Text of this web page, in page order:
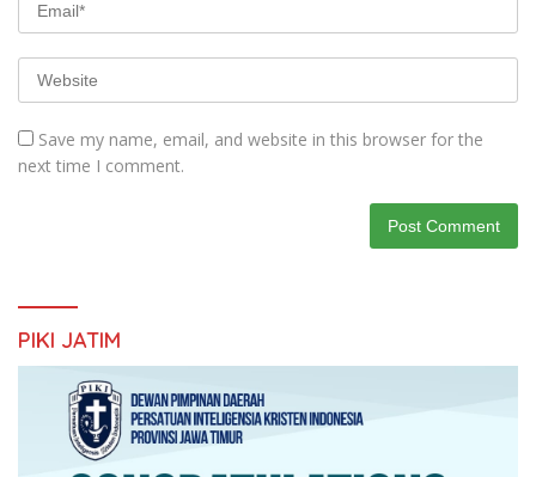
Save my name, email, and website in this browser for the
next time I comment.
PIKI JATIM